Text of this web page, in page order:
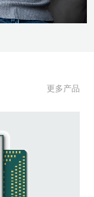
更多产品